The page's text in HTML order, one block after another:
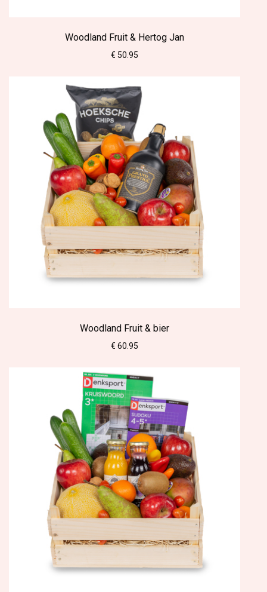
Woodland Fruit & Hertog Jan
€ 50.95
Woodland Fruit & bier
€ 60.95